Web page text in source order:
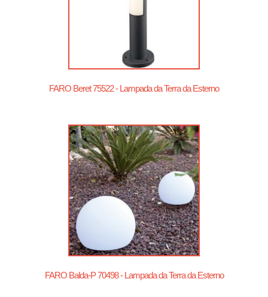
FARO Beret 75522 - Lampada da Terra da Esterno
FARO Balda-P 70498 - Lampada da Terra da Esterno